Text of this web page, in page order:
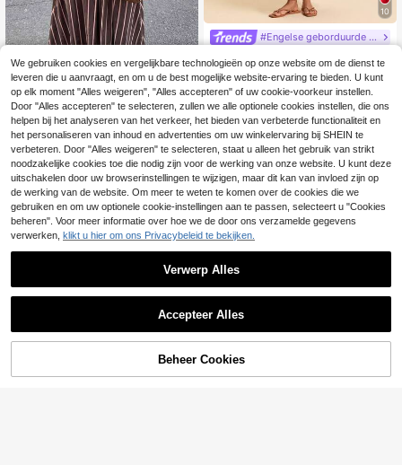
EU Warehouse SHEIN LUNE Casual g
estreepte mouwloze bandeau midi-
jurk voor dames met metalen gespd
ecoratie, voor zomerse vakantie, w
oon-werkverkeer, dagelijks gebruik
en modieuze uitjes
#5 Bestseller in Geplooid Vrouwen Jurken
20.49€
10
#Engelse geborduurde jurk
dames, vakantiejurk met bloemena
pplicaties, kerstoutfit, nieuwjaarskl
eding, Thanksgiving, chique elegan
te jurk voor een feestje, luxe jurk vo
or een bruiloftsgast, chique strandkl
eding, zomeroutfits voor dames, fee
stjurk, strandoutfit, elegante jurken
voor dames, zomerjurk voor bruiloft
sgasten, oranje zomerjurk met uitsn
ijdingen
12
TOEVOEGEN AAN WINKELWAGEN
We gebruiken cookies en vergelijkbare technologieën op onze website om de dienst te
leveren die u aanvraagt, en om u de best mogelijke website-ervaring te bieden. U kunt
op elk moment "Alles weigeren", "Alles accepteren" of uw cookie-voorkeur instellen.
Door "Alles accepteren" te selecteren, zullen we alle optionele cookies instellen, die ons
helpen bij het analyseren van het verkeer, het bieden van verbeterde functionaliteit en
het personaliseren van inhoud en advertenties om uw winkelervaring bij SHEIN te
verbeteren. Door "Alles weigeren" te selecteren, staat u alleen het gebruik van strikt
noodzakelijke cookies toe die nodig zijn voor de werking van onze website. U kunt deze
uitschakelen door uw browserinstellingen te wijzigen, maar dit kan van invloed zijn op
de werking van de website. Om meer te weten te komen over de cookies die we
gebruiken en om uw optionele cookie-instellingen aan te passen, selecteert u "Cookies
beheren". Voor meer informatie over hoe we de door ons verzamelde gegevens
verwerken, klikt u hier om ons Privacybeleid te bekijken.
Verwerp Alles
Accepteer Alles
Beheer Cookies